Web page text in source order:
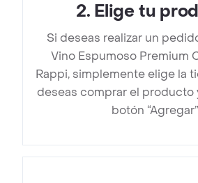
2. Elige tu
Si deseas realizar un
Vino Espumoso Premium
Rappi, simplemente elige la
deseas comprar el producto
botón